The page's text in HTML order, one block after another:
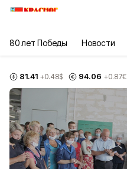
80 лет Победы Новости
81.41 +0.48$ 94.06 +0.87€